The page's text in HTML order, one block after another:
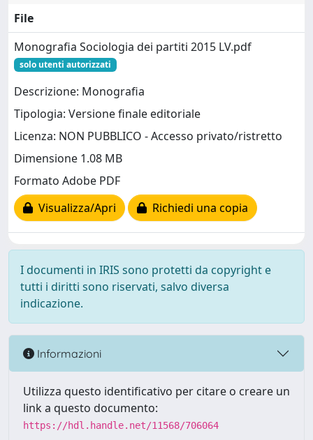
File
Monografia Sociologia dei partiti 2015 LV.pdf
solo utenti autorizzati
Descrizione: Monografia
Tipologia: Versione finale editoriale
Licenza: NON PUBBLICO - Accesso privato/ristretto
Dimensione 1.08 MB
Formato Adobe PDF
Visualizza/Apri
Richiedi una copia
I documenti in IRIS sono protetti da copyright e
tutti i diritti sono riservati, salvo diversa
indicazione.
Informazioni
Utilizza questo identificativo per citare o creare un
link a questo documento:
https://hdl.handle.net/11568/706064